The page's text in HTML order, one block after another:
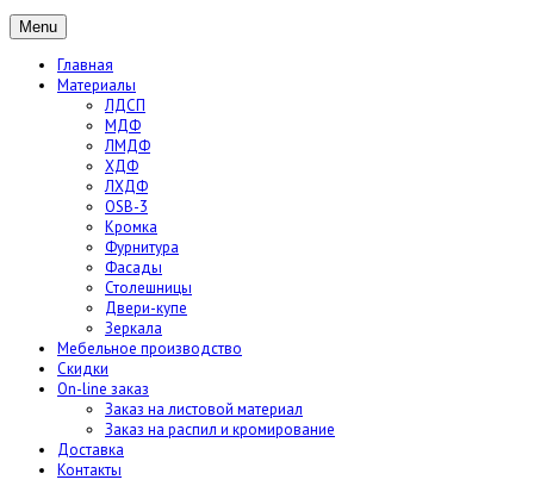
Menu
Главная
Материалы
ЛДСП
МДФ
ЛМДФ
ХДФ
ЛХДФ
OSB-3
Кромка
Фурнитура
Фасады
Столешницы
Двери-купе
Зеркала
Мебельное производство
Скидки
On-line заказ
Заказ на листовой материал
Заказ на распил и кромирование
Доставка
Контакты